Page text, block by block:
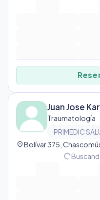
Juan Jose
Traumatología
PRIMEDIC
location_on
progress_activity